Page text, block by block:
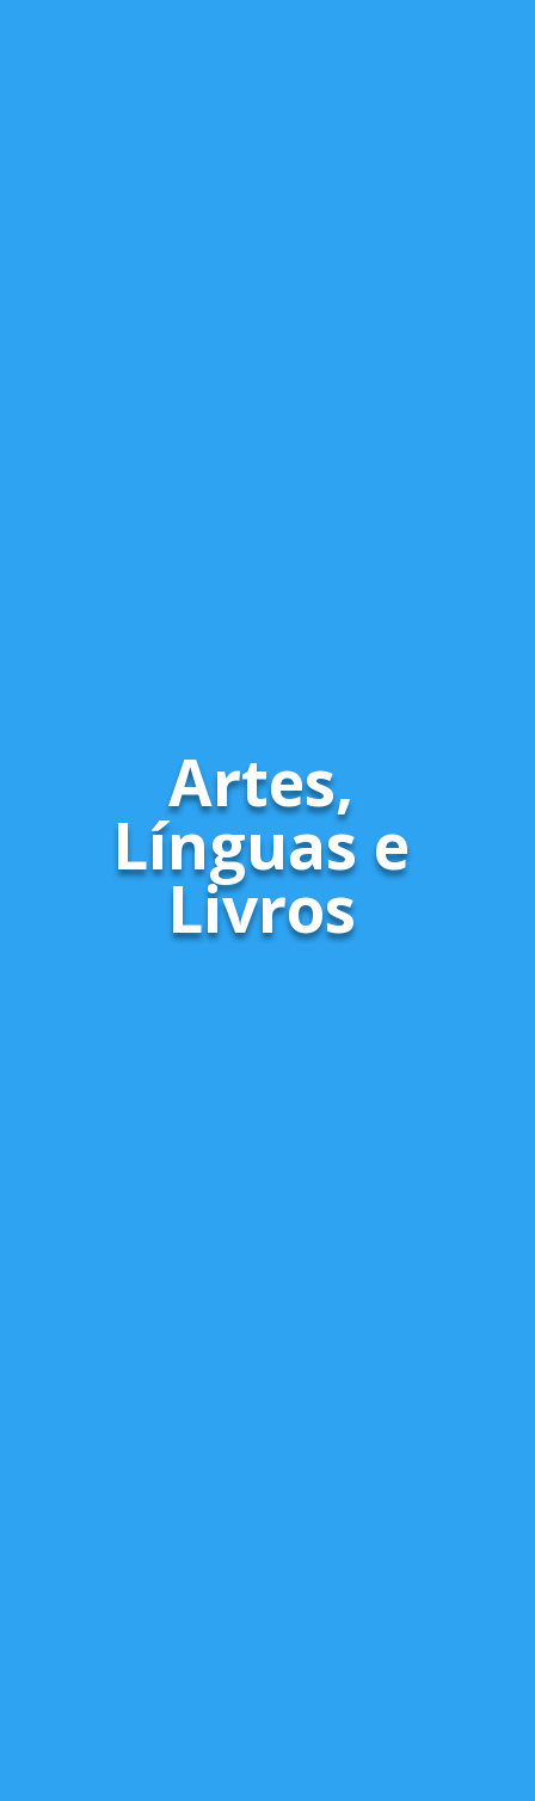
Artes,
Línguas e
Livros